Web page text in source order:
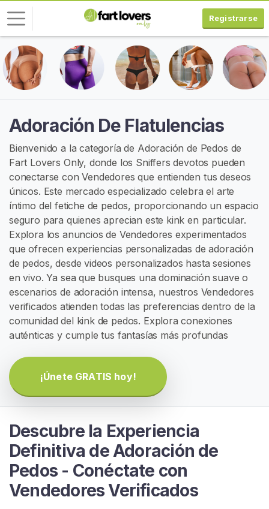
Registrarse
Adoración De Flatulencias
Bienvenido a la categoría de Adoración de Pedos de
Fart Lovers Only, donde los Sniffers devotos pueden
conectarse con Vendedores que entienden tus deseos
únicos. Este mercado especializado celebra el arte
íntimo del fetiche de pedos, proporcionando un espacio
seguro para quienes aprecian este kink en particular.
Explora los anuncios de Vendedores experimentados
que ofrecen experiencias personalizadas de adoración
de pedos, desde videos personalizados hasta sesiones
en vivo. Ya sea que busques una dominación suave o
escenarios de adoración intensa, nuestros Vendedores
verificados atienden todas las preferencias dentro de la
comunidad del kink de pedos. Explora conexiones
auténticas y cumple tus fantasías más profundas
¡Únete GRATIS hoy!
Descubre la Experiencia
Definitiva de Adoración de
Pedos - Conéctate con
Vendedores Verificados
I
n
i
c
a
r
S
e
i
ó
n
R
E
G
I
T
R
A
E
G
R
T
S
>
I
n